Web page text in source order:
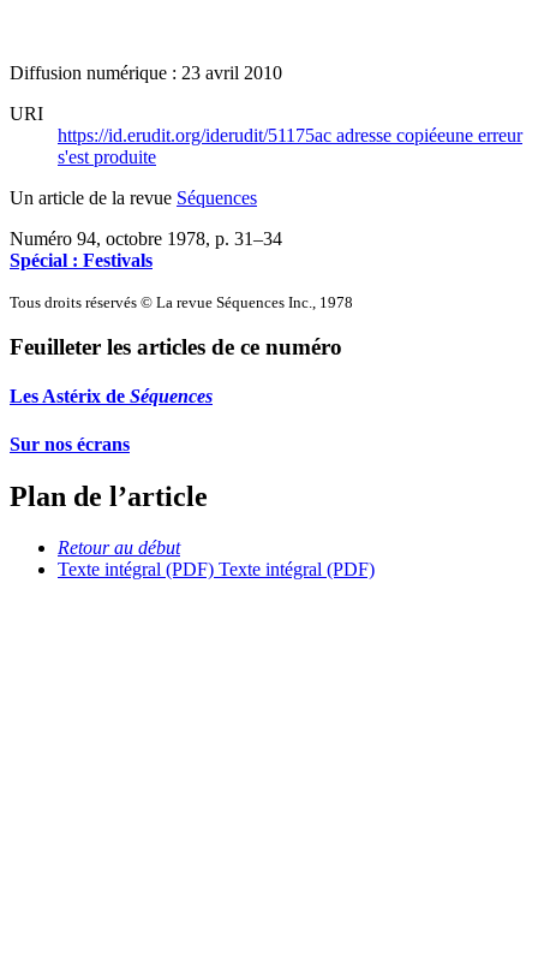
Diffusion numérique : 23 avril 2010
URI
https://id.erudit.org/iderudit/51175ac adresse copiéeune erreur
s'est produite
Un article de la revue Séquences
Numéro 94, octobre 1978, p. 31–34
Spécial : Festivals
Tous droits réservés © La revue Séquences Inc., 1978
Feuilleter les articles de ce numéro
Les Astérix de Séquences
Sur nos écrans
Plan de l’article
Retour au début
Texte intégral (PDF) Texte intégral (PDF)